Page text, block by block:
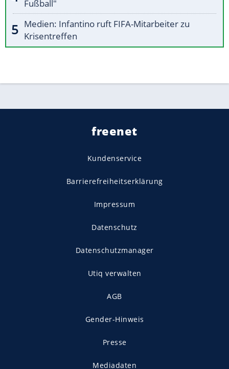
Fußball"
Medien: Infantino ruft FIFA-Mitarbeiter zu
Krisentreffen
freenet
Kundenservice
Barrierefreiheitserklärung
Impressum
Datenschutz
Datenschutzmanager
Utiq verwalten
AGB
Gender-Hinweis
Presse
Mediadaten